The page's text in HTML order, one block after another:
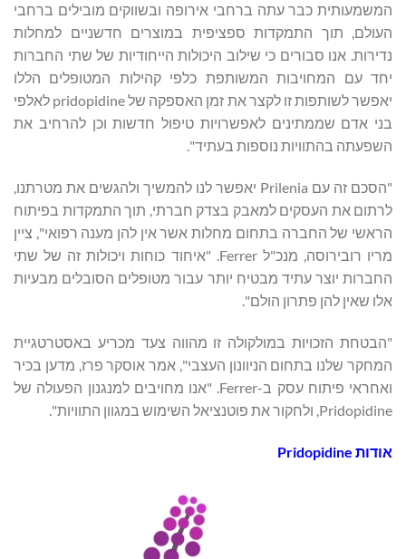
המשמעותית כבר עתה ברחבי אירופה ובשווקים מובילים ברחבי
העולם, תוך התמקדות ספציפית במוצרים חדשניים למחלות
נדירות. אנו סבורים כי שילוב היכולות הייחודיות של שתי החברות
יחד עם המחויבות המשותפת כלפי קהילות המטופלים הללו
יאפשר לשותפות זו לקצר את זמן האספקה של pridopidine לאלפי
בני אדם שממתינים לאפשרויות טיפול חדשות וכן להרחיב את
השפעתה בהתוויות נוספות בעתיד".
"הסכם זה עם Prilenia יאפשר לנו להמשיך ולהגשים את מטרתנו,
לרתום את העסקים למאבק בצדק חברתי, תוך התמקדות בפיתוח
הראשי של החברה בתחום מחלות אשר אין להן מענה רפואי", ציין
מריו רובירוסה, מנכ"ל Ferrer. "איחוד כוחות ויכולות זה של שתי
החברות יוצר עתיד מבטיח יותר עבור מטופלים הסובלים מבעיות
אלו שאין להן פתרון הולם".
"הבטחת הזכויות במולקולה זו מהווה צעד מכריע באסטרטגיית
המחקר שלנו בתחום הניוונון העצבי", אמר אוסקר פרז, מדען בכיר
ואחראי פיתוח עסק ב-Ferrer. "אנו מחויבים למנגנון הפעולה של
Pridopidine, ולחקור את פוטנציאל השימוש במגוון התוויות".
אודות Pridopidine